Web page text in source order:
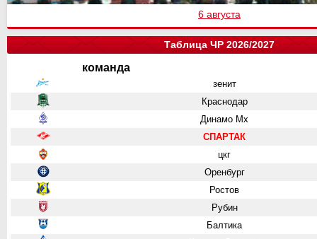
6 августа
Таблица ЧР 2026/2027
команда
зенит
Краснодар
Динамо Мх
СПАРТАК
цкг
Оренбург
Ростов
Рубин
Балтика